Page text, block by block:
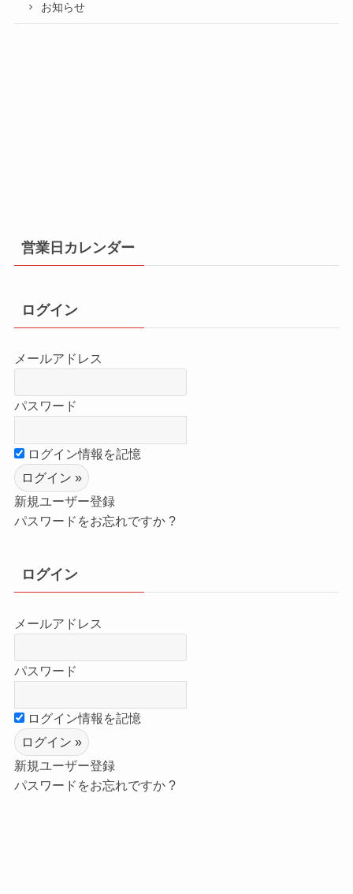
お知らせ
営業日カレンダー
ログイン
メールアドレス
パスワード
ログイン情報を記憶
新規ユーザー登録
パスワードをお忘れですか ?
ログイン
メールアドレス
パスワード
ログイン情報を記憶
新規ユーザー登録
パスワードをお忘れですか ?